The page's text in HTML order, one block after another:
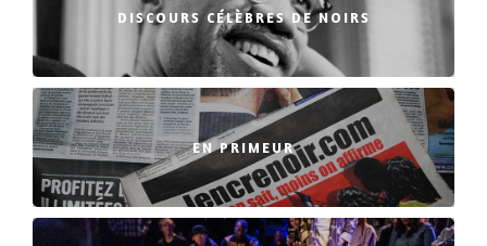
DISCOURS CÉLÈBRES DE NOIRS
EN PRIMEUR